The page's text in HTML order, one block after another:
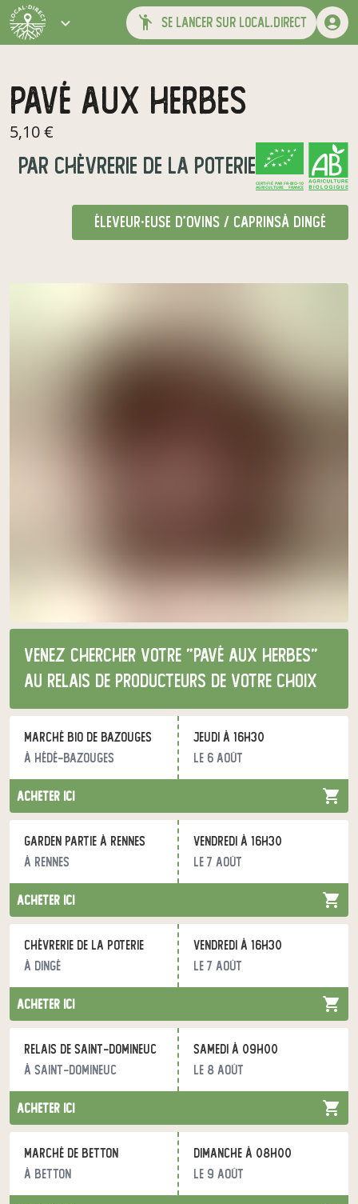
se lancer sur local.direct
pavé aux herbes
5,10 €
par Chèvrerie de la Poterie
CERTIFIÉ PAR FR-BIO-10
AGRICULTURE FRANCE
éleveur·euse d'ovins / caprinsà Dingé
Venez chercher votre "pavé aux herbes"
au relais de producteurs de votre choix
Marché bio de Bazouges
à Hédé-Bazouges
jeudi à 16h30
le 6 août
acheter ici
Garden Partie à Rennes
à Rennes
vendredi à 16h30
le 7 août
acheter ici
Chèvrerie de la Poterie
à Dingé
vendredi à 16h30
le 7 août
acheter ici
Relais de Saint-Domineuc
à Saint-Domineuc
samedi à 09h00
le 8 août
acheter ici
Marché de Betton
à Betton
dimanche à 08h00
le 9 août